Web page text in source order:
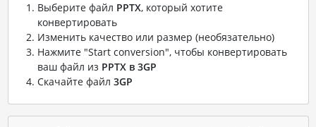
Выберите файл PPTX, который хотите
конвертировать
Изменить качество или размер (необязательно)
Нажмите "Start conversion", чтобы конвертировать
ваш файл из PPTX в 3GP
Скачайте файл 3GP